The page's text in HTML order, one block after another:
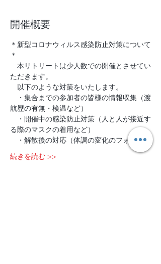
開催概要
＊新型コロナウィルス感染防止対策について
＊
本リトリートは少人数での開催とさせてい
ただきます。
以下のような対策をいたします。
・集合までの参加者の皆様の情報収集（渡
航歴の有無・検温など）
・開催中の感染防止対策（人と人が接近す
る際のマスクの着用など）
・解散後の対応（体調の変化のフォロー）
続きを読む >>